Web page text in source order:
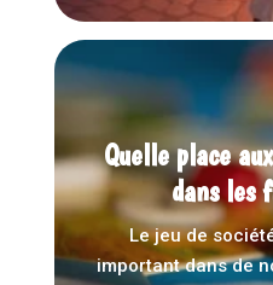
Quelle place
dans les
Le jeu de
important dans de